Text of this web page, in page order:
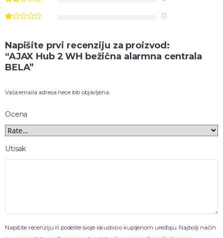
0
Napišite prvi recenziju za proizvod:
“AJAX Hub 2 WH bežična alarmna centrala
BELA”
Vaša emaila adresa nece biti objavljena.
Ocena
Utisak
Napišite recenziju ili podelite svoje iskustvo o kupljenom uređaju. Najbolji način